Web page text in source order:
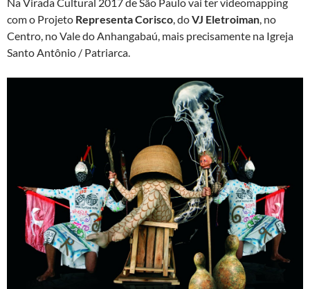
com o Projeto Representa Corisco , doVJ Eletroiman , no
Centro, no Vale do Anhangabaú, mais precisamente na Igreja
Santo Antônio / Patriarca.